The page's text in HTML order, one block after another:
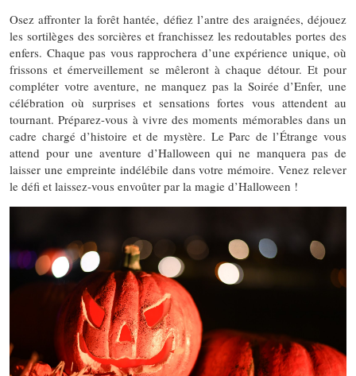
Osez affronter la forêt hantée, défiez l’antre des araignées, déjouez
les sortilèges des sorcières et franchissez les redoutables portes des
enfers. Chaque pas vous rapprochera d’une expérience unique, où
frissons et émerveillement se mêleront à chaque détour. Et pour
compléter votre aventure, ne manquez pas la Soirée d’Enfer, une
célébration où surprises et sensations fortes vous attendent au
tournant. Préparez-vous à vivre des moments mémorables dans un
cadre chargé d’histoire et de mystère. Le Parc de l’Étrange vous
attend pour une aventure d’Halloween qui ne manquera pas de
laisser une empreinte indélébile dans votre mémoire. Venez relever
le défi et laissez-vous envoûter par la magie d’Halloween !